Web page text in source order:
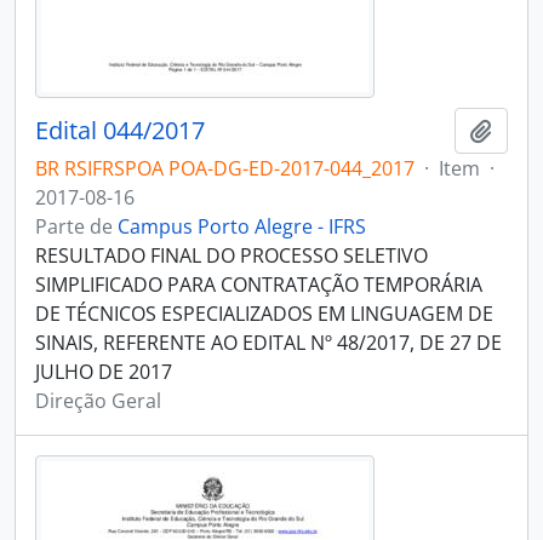
Edital 044/2017
BR RSIFRSPOA POA-DG-ED-2017-044_2017 · Item ·
2017-08-16
Parte de Campus Porto Alegre - IFRS
RESULTADO FINAL DO PROCESSO SELETIVO
SIMPLIFICADO PARA CONTRATAÇÃO TEMPORÁRIA
DE TÉCNICOS ESPECIALIZADOS EM LINGUAGEM DE
SINAIS, REFERENTE AO EDITAL Nº 48/2017, DE 27 DE
JULHO DE 2017
Direção Geral